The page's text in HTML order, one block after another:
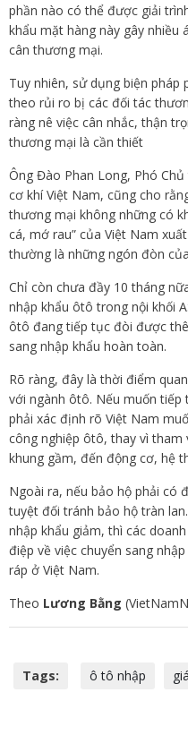
phần nào có thể được giải
khẩu mặt hàng này gây nhiều
cân thương mại.
Tuy nhiên, sử dụng biện
theo rủi ro bị các đối tác
ràng nê việc cân nhắc, thận
thương mại là cần thiết
Ông Đào Phan Long, Phó
cơ khí Việt Nam, cũng cho
thương mại không những có
cá, mớ rau” của Việt Nam
thường là những ngón đòn
Chỉ còn chưa đầy 10 tháng
nhập khẩu ôtô trong nội khối
ôtô đang tiếp tục đòi được
sang nhập khẩu hoàn toàn.
Rõ ràng, đây là thời điểm
với ngành ôtô. Nếu muốn
phải xác định rõ Việt Nam
công nghiệp ôtô, thay vì
khung gầm, đến động cơ, hệ
Ngoài ra, nếu bảo hộ phải có
tuyệt đối tránh bảo hộ tràn
nhập khẩu giảm, thì các
điệp về việc chuyển sang
ráp ở Việt Nam.
Theo Lương Bằng
Tags: ô tô nhập